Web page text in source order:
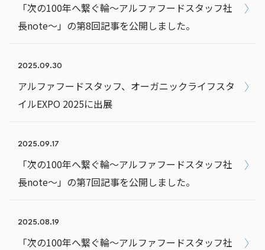
「次の100年へ繋ぐ輪～アルファフードスタッフ社
長note～」の第8回記事を公開しました。
2025.09.30
アルファフードスタッフ、オーガニックライフスタ
イルEXPO 2025に出展
2025.09.17
「次の100年へ繋ぐ輪～アルファフードスタッフ社
長note～」の第7回記事を公開しました。
2025.08.19
「次の100年へ繋ぐ輪～アルファフードスタッフ社